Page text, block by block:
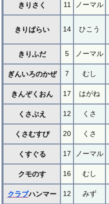
きりさく 11 ノーマル
きりばらい 14 ひこう
きりふだ 5 ノーマル
ぎんいろのかぜ 7 むし
きんぞくおん 17 はがね
くさぶえ 12 くさ
くさむすび 20 くさ
くすぐる 17 ノーマル
クモのす 16 むし
クラブハンマー 12 みず